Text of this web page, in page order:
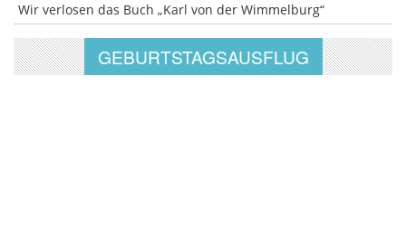
Wir verlosen das Buch „Karl von der Wimmelburg“
GEBURTSTAGSAUSFLUG